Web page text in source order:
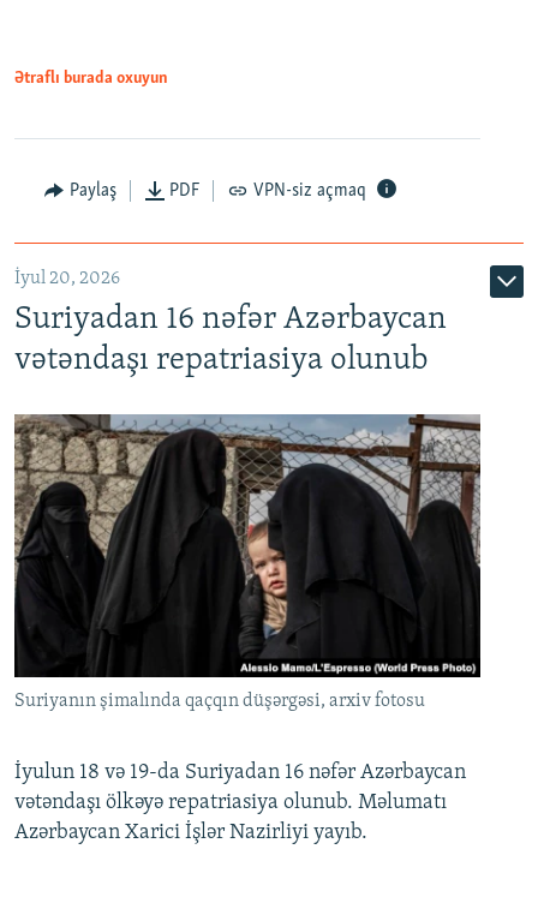
Auto
Ətraflı burada oxuyun
Paylaş PDF VPN-siz açmaq
İyul 20, 2026
Suriyadan 16 nəfər Azərbaycan
vətəndaşı repatriasiya olunub
Suriyanın şimalında qaçqın düşərgəsi, arxiv fotosu
İyulun 18 və 19-da Suriyadan 16 nəfər Azərbaycan
vətəndaşı ölkəyə repatriasiya olunub. Məlumatı
Azərbaycan Xarici İşlər Nazirliyi yayıb.